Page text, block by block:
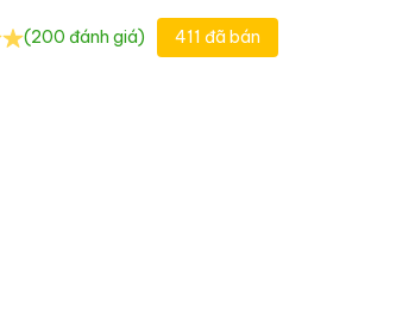
(200 đánh giá) 411 đã bán